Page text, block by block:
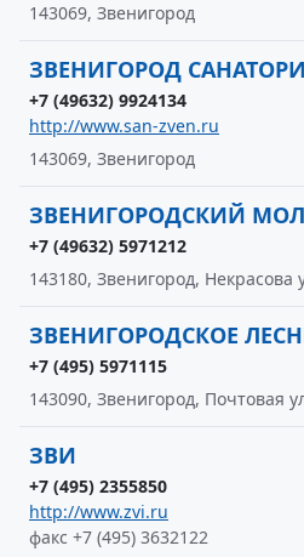
143069, Звенигород
ЗВЕНИГОРОД
+7 (49632) 9924134
http://www.san-zven.ru
143069, Звенигород
ЗВЕНИГОРОДСКИЙ
+7 (49632) 5971212
143180, Звенигород, Некрасова
ЗВЕНИГОРОДСКОЕ
+7 (495) 5971115
143090, Звенигород, Почтовая
ЗВИ
+7 (495) 2355850
http://www.zvi.ru
факс +7 (495) 3632122